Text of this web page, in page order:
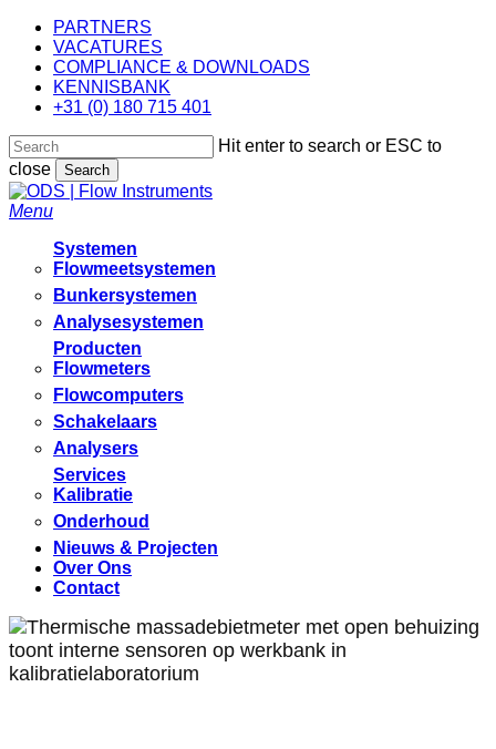
Skip
main
content
PARTNERS
VACATURES
COMPLIANCE & DOWNLOADS
KENNISBANK
+31 (0) 180 715 401
Hit enter to search or ESC to
close
Search
Close
Search
Menu
Systemen
Flowmeetsystemen
Bunkersystemen
Analysesystemen
Producten
Flowmeters
Flowcomputers
Schakelaars
Analysers
Services
Kalibratie
Onderhoud
Nieuws & Projecten
Over Ons
Contact